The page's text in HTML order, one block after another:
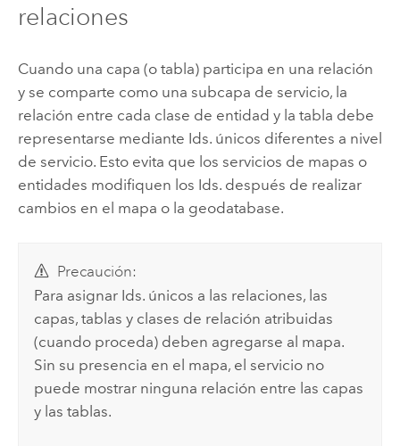
relaciones
Cuando una capa (o tabla) participa en una relación
y se comparte como una subcapa de servicio, la
relación entre cada clase de entidad y la tabla debe
representarse mediante Ids. únicos diferentes a nivel
de servicio. Esto evita que los servicios de mapas o
entidades modifiquen los Ids. después de realizar
cambios en el mapa o la geodatabase.
Precaución:
Para asignar Ids. únicos a las relaciones, las
capas, tablas y clases de relación atribuidas
(cuando proceda) deben agregarse al mapa.
Sin su presencia en el mapa, el servicio no
puede mostrar ninguna relación entre las capas
y las tablas.